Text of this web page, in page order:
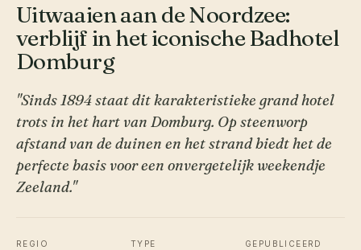
Uitwaaien aan de Noordzee:
verblijf in het iconische Badhotel
Domburg
"Sinds 1894 staat dit karakteristieke grand hotel
trots in het hart van Domburg. Op steenworp
afstand van de duinen en het strand biedt het de
perfecte basis voor een onvergetelijk weekendje
Zeeland."
REGIO TYPE GEPUBLICEERD